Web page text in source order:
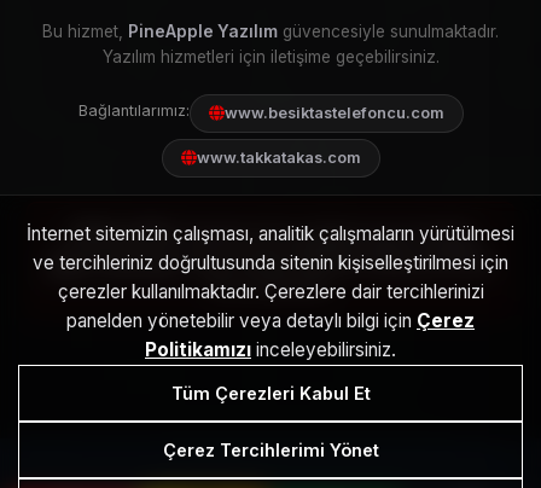
Bu hizmet, PineApple Yazılım güvencesiyle sunulmaktadır.
Yazılım hizmetleri için iletişime geçebilirsiniz.
Bağlantılarımız: www.besiktastelefoncu.com
www.takkatakas.com
YASAL UYARI: PineApple Servis, bağımsız bir özel teknik
servistir. Web sitemizde adı geçen
Ray-Ban, Meta, Luxottica,
Apple, Samsungve diğer markalar, ilgili hak sahiplerinin tescilli
ticari markalarıdır.
İnternet sitemizin çalışması, analitik çalışmaların yürütülmesi
ve tercihleriniz doğrultusunda sitenin kişiselleştirilmesi için
çerezler kullanılmaktadır. Çerezlere dair tercihlerinizi
panelden yönetebilir veya detaylı bilgi için Çerez
Politikamızı inceleyebilirsiniz.
Çerez Tercihlerimi Yönet
Tüm Çerezleri Kabul Et